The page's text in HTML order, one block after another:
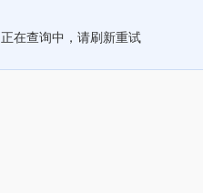
正在查询中，请刷新重试